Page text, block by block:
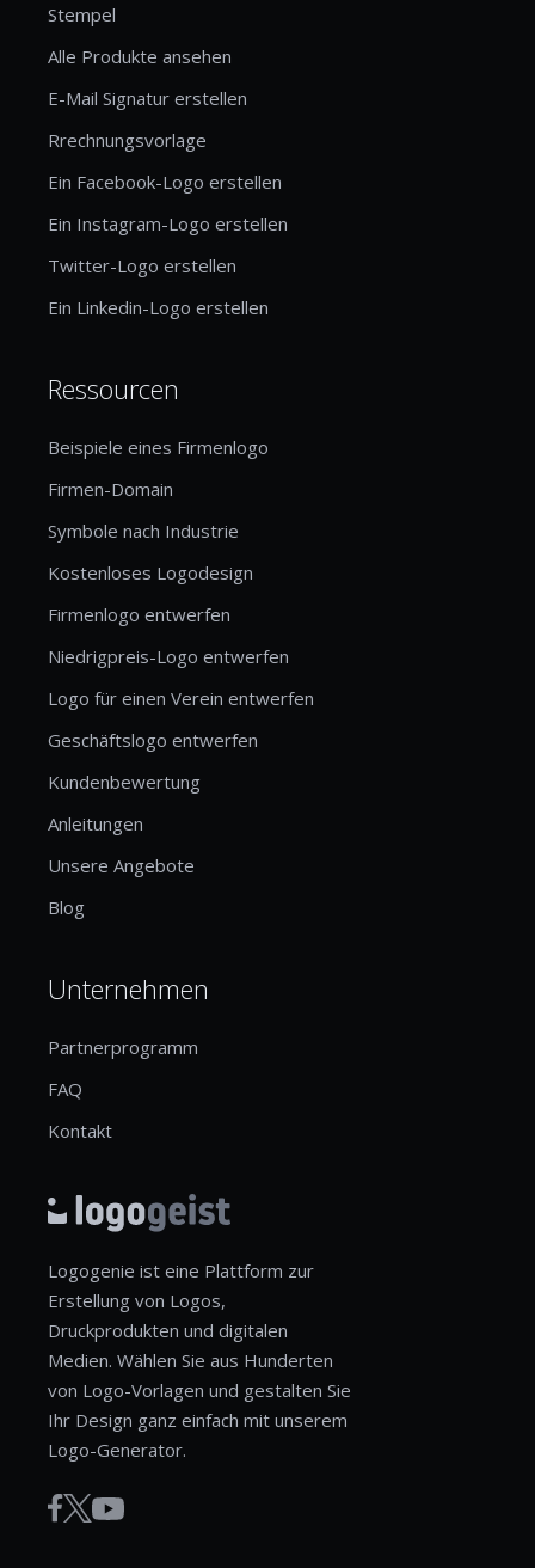
Stempel
Alle Produkte ansehen
E-Mail Signatur erstellen
Rrechnungsvorlage
Ein Facebook-Logo erstellen
Ein Instagram-Logo erstellen
Twitter-Logo erstellen
Ein Linkedin-Logo erstellen
Ressourcen
Beispiele eines Firmenlogo
Firmen-Domain
Symbole nach Industrie
Kostenloses Logodesign
Firmenlogo entwerfen
Niedrigpreis-Logo entwerfen
Logo für einen Verein entwerfen
Geschäftslogo entwerfen
Kundenbewertung
Anleitungen
Unsere Angebote
Blog
Unternehmen
Partnerprogramm
FAQ
Kontakt
Logogenie ist eine Plattform zur
Erstellung von Logos,
Druckprodukten und digitalen
Medien. Wählen Sie aus Hunderten
von Logo-Vorlagen und gestalten Sie
Ihr Design ganz einfach mit unserem
Logo-Generator.